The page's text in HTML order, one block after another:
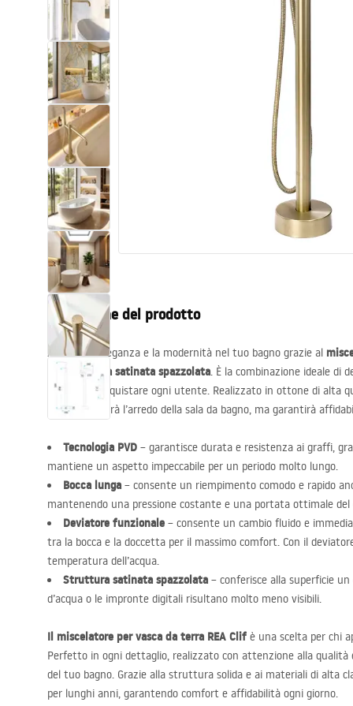
Set di vaso WC e bidet
Lavabi
Vasche da bagno e schermi vasca
Set doccia
Cucina
Accessori e mobili da bagno
Descrizione del prodotto
Apprezza l’eleganza e la modernità nel tuo bagno grazie al
con struttura satinata spazzolata. È la combinazione ideale di
capace di conquistare ogni utente. Realizzato in ottone di alta
solo valorizzerà l’arredo della sala da bagno, ma garantirà
Tecnologia PVD – garantisce durata e resistenza ai graffi,
mantiene un aspetto impeccabile per un periodo molto lungo.
Bocca lunga – consente un riempimento comodo e rapido
mantenendo una pressione costante e una portata ottimale
Deviatore funzionale – consente un cambio fluido e
tra la bocca e la doccetta per il massimo comfort. Con il
temperatura dell’acqua.
Struttura satinata spazzolata – conferisce alla superficie
d’acqua o le impronte digitali risultano molto meno visibili.
Il miscelatore per vasca da terra REA Clif è una scelta per chi
Perfetto in ogni dettaglio, realizzato con attenzione alla qualità
del tuo bagno. Grazie alla struttura solida e ai materiali di alta
per lunghi anni, garantendo comfort e affidabilità ogni giorno.